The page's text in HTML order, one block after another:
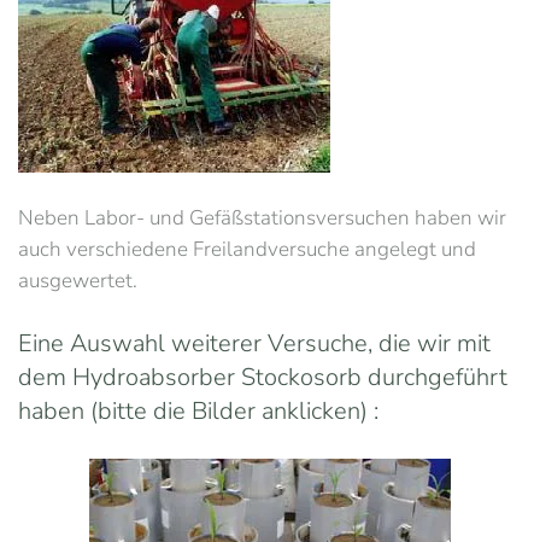
Neben Labor- und Gefäßstationsversuchen haben wir
auch verschiedene Freilandversuche angelegt und
ausgewertet.
Eine Auswahl weiterer Versuche, die wir mit
dem Hydroabsorber Stockosorb durchgeführt
haben (bitte die Bilder anklicken) :